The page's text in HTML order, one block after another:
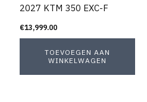
2027 KTM 350 EXC-F
€13,999.00
TOEVOEGEN AAN
WINKELWAGEN